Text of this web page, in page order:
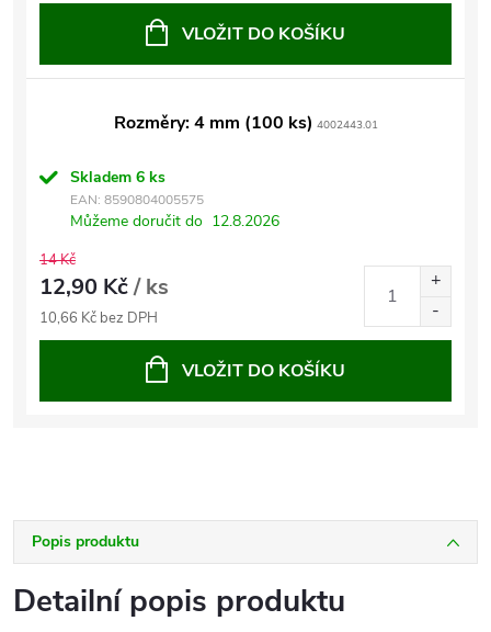
VLOŽIT DO KOŠÍKU
Rozměry: 4 mm (100 ks) 4002443.01
Skladem 6 ks
EAN: 8590804005575
Můžeme doručit do 12.8.2026
14 Kč
12,90 Kč/ ks
10,66 Kč bez DPH
VLOŽIT DO KOŠÍKU
Popis produktu
Detailní popis produktu